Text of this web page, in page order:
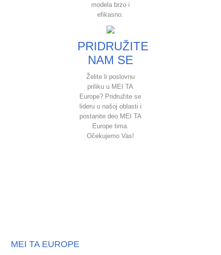
modela brzo i
efikasno.
PRIDRUŽITE
NAM SE
Želite li poslovnu
priliku u MEI TA
Europe? Pridružite se
lideru u našoj oblasti i
postanite deo MEI TA
Europe tima.
Očekujemo Vas!
MEI TA EUROPE